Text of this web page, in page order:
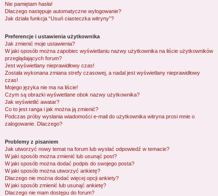
Nie pamiętam hasła!
Dlaczego następuje automatyczne wylogowanie?
Jak działa funkcja “Usuń ciasteczka witryny”?
Preferencje i ustawienia użytkownika
Jak zmienić moje ustawienia?
W jaki sposób można zapobiec wyświetlaniu nazwy użytkownika na liście użytkowników
przeglądających forum?
Jest wyświetlany nieprawidłowy czas!
Została wykonana zmiana strefy czasowej, a nadal jest wyświetlany nieprawidłowy
czas!
Mojego języka nie ma na liście!
Czym są obrazki wyświetlane obok nazwy użytkownika?
Jak wyświetlić awatar?
Co to jest ranga i jak można ją zmienić?
Podczas próby wysłania wiadomości e-mail do użytkownika witryna prosi mnie o
zalogowanie. Dlaczego?
Problemy z pisaniem
Jak utworzyć nowy temat na forum lub wysłać odpowiedź w temacie?
W jaki sposób można zmienić lub usunąć post?
W jaki sposób można dodać podpis do swojego posta?
W jaki sposób można utworzyć ankietę?
Dlaczego nie można dodać więcej opcji ankiety?
W jaki sposób zmienić lub usunąć ankietę?
Dlaczego nie mam dostępu do forum?